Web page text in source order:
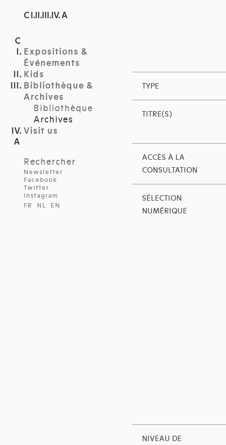
C I.II.III.IV. A
Expositions &
Événements
Kids
Bibliothèque &
Archives
Bibliothèque
Archives
Visit us
Rechercher
Newsletter
Facebook
Twitter
Instagram
FR
NL EN
TYPE
TITRE(S)
ACCÈS À LA
CONSULTATION
SÉLECTION
NUMÉRIQUE
NIVEAU DE